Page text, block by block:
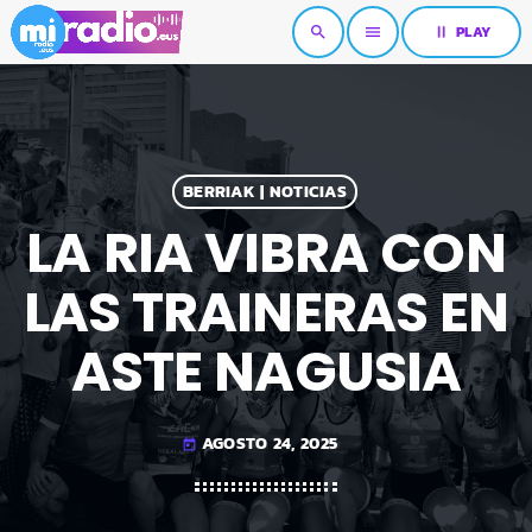
search menu pause PLAY
BERRIAK | NOTICIAS
LA RIA VIBRA CON
LAS TRAINERAS EN
ASTE NAGUSIA
today AGOSTO 24, 2025